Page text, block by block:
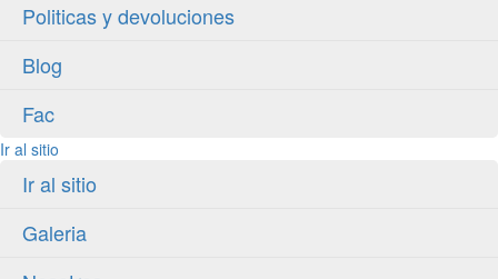
Politicas y devoluciones
Blog
Fac
Ir al sitio
Ir al sitio
Galeria